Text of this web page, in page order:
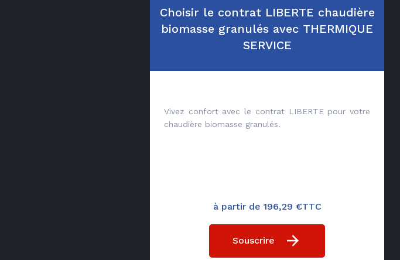
Choisir le contrat LIBERTE chaudière
biomasse granulés avec THERMIQUE
SERVICE
Vivez confort avec le contrat LIBERTE pour votre
chaudière biomasse granulés.
à partir de 196,29 €TTC
Souscrire